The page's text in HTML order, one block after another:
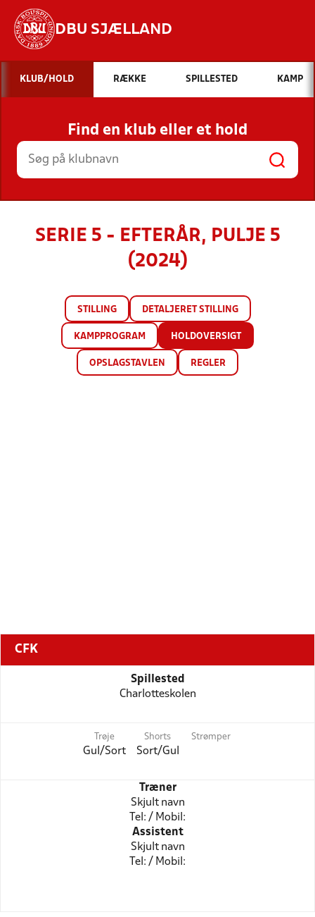
DBU SJÆLLAND
Hvad vil du søge efter?
INDHOLD OG NYHEDER
STILLINGER, RESULTATER, KLUBBER OG
HOLD
KLUB/HOLD RÆKKE SPILLESTED KAMP
Find en klub eller et hold
SERIE 5 - EFTERÅR, PULJE 5
(2024)
STILLING DETALJERET STILLING
KAMPPROGRAM HOLDOVERSIGT
OPSLAGSTAVLEN REGLER
CFK
Spillested
Charlotteskolen
Trøje
Gul/Sort
Shorts
Sort/Gul
Strømper
Træner
Skjult navn
Tel: / Mobil:
Assistent
Skjult navn
Tel: / Mobil: